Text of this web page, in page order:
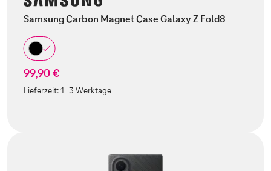
Samsung Carbon Magnet Case Galaxy Z Fold8
99,90 €
Lieferzeit:1-3 Werktage